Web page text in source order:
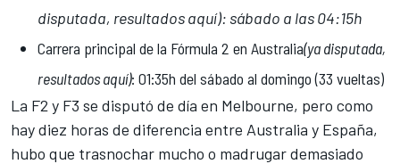
disputada, resultados aquí): sábado a las 04:15h
Carrera principal de la Fórmula 2 en Australia(ya disputada,
resultados aquí): 01:35h del sábado al domingo (33 vueltas)
La F2 y F3 se disputó de día en Melbourne, pero como
hay diez horas de diferencia entre Australia y España,
hubo que trasnochar mucho o madrugar demasiado